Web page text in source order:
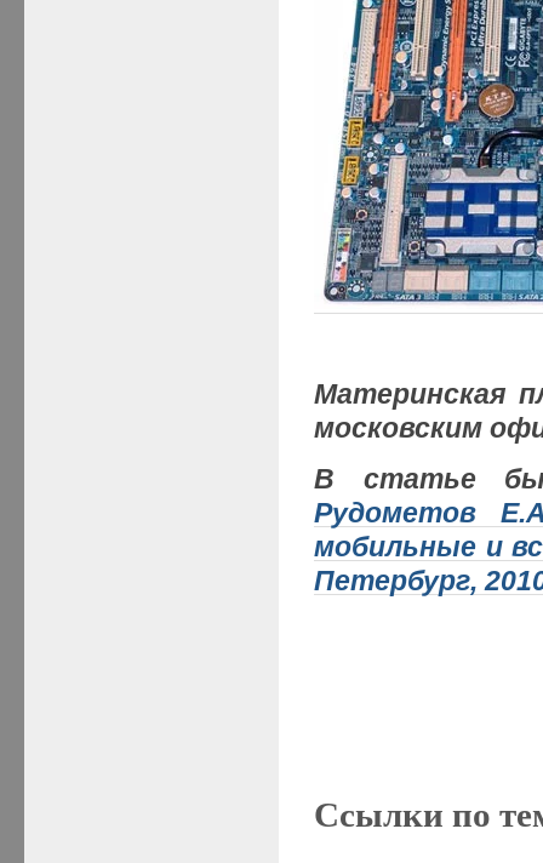
Материнская
московским
В статье
Рудометов
мобильные и
Петербург,
Ссылки по